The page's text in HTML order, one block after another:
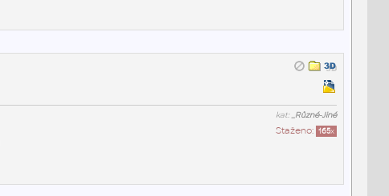
kat:_Různé-Jiné
Staženo: 165x